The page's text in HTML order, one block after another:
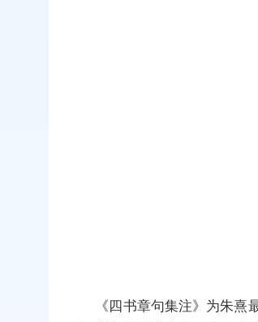
《四书章句集注》为朱